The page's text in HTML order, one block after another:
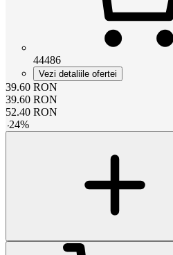
44486
Vezi detaliile ofertei
39.60 RON
39.60 RON
52.40 RON
-24%